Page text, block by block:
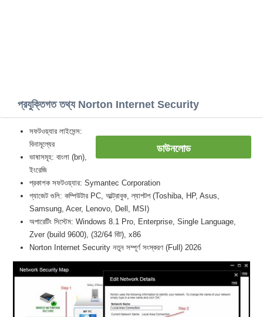
প্রযুক্তিগত তথ্য Norton Internet Security
ডাউনলোড
সফটওয়্যার লাইসেন্স:
বিনামূল্যের
ভাষাসমূহ: বাংলা (bn),
ইংরেজি
প্রকাশক সফটওয়্যার: Symantec Corporation
গ্যাজেট গুলি: কম্পিউটার PC, আল্ট্রাবুক, ল্যাপটপ (Toshiba, HP, Asus,
Samsung, Acer, Lenovo, Dell, MSI)
অপারেটিং সিস্টেম: Windows 8.1 Pro, Enterprise, Single Language,
Zver (build 9600), (32/64 বিট), x86
Norton Internet Security নতুন সম্পূর্ণ সংস্করণ (Full) 2026